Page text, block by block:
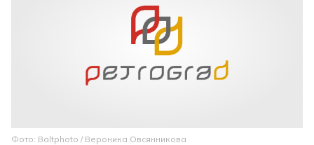
Фото: Baltphoto / Вероника Овсянникова